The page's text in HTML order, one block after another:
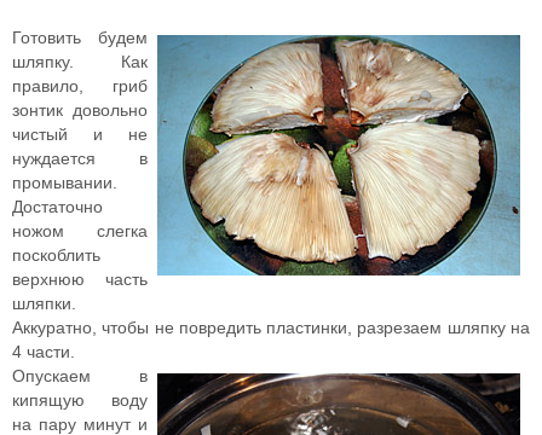
Готовить будем
шляпку. Как
правило, гриб
зонтик довольно
чистый и не
нуждается в
промывании.
Достаточно
ножом слегка
поскоблить
верхнюю часть
шляпки.
Аккуратно, чтобы не повредить пластинки, разрезаем шляпку на
4 части.
Опускаем в
кипящую воду
на пару минут и